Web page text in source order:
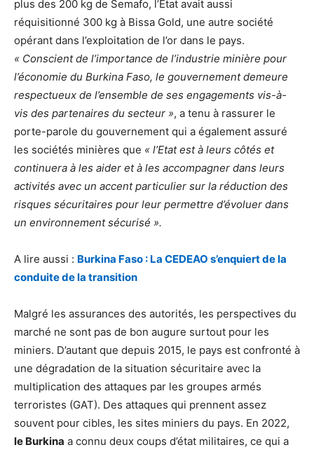
plus des 200 kg de Semafo, l’Etat avait aussi
réquisitionné 300 kg à Bissa Gold, une autre société
opérant dans l’exploitation de l’or dans le pays.
« Conscient de l’importance de l’industrie minière pour
l’économie du Burkina Faso, le gouvernement demeure
respectueux de l’ensemble de ses engagements vis-à-
vis des partenaires du secteur », a tenu à rassurer le
porte-parole du gouvernement qui a également assuré
les sociétés minières que « l’Etat est à leurs côtés et
continuera à les aider et à les accompagner dans leurs
activités avec un accent particulier sur la réduction des
risques sécuritaires pour leur permettre d’évoluer dans
un environnement sécurisé ».
A lire aussi : Burkina Faso : La CEDEAO s’enquiert de la
conduite de la transition
Malgré les assurances des autorités, les perspectives du
marché ne sont pas de bon augure surtout pour les
miniers. D’autant que depuis 2015, le pays est confronté à
une dégradation de la situation sécuritaire avec la
multiplication des attaques par les groupes armés
terroristes (GAT). Des attaques qui prennent assez
souvent pour cibles, les sites miniers du pays. En 2022,
le Burkina a connu deux coups d’état militaires, ce qui a